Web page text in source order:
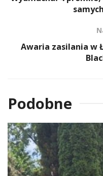
Awaria zasilania w
Podobne